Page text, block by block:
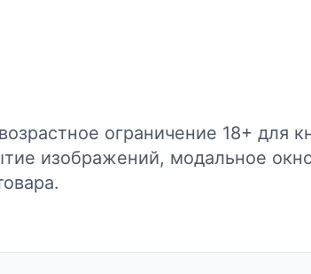
ограничение 18+ для
изображений, модальное